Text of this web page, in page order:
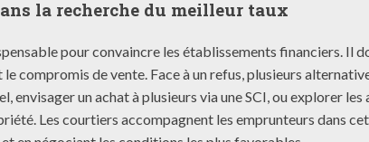
la recherche du meilleur taux
pour convaincre les établissements financiers. Il
compromis de vente. Face à un refus, plusieurs
envisager un achat à plusieurs via une SCI, ou explorer
Les courtiers accompagnent les emprunteurs dans